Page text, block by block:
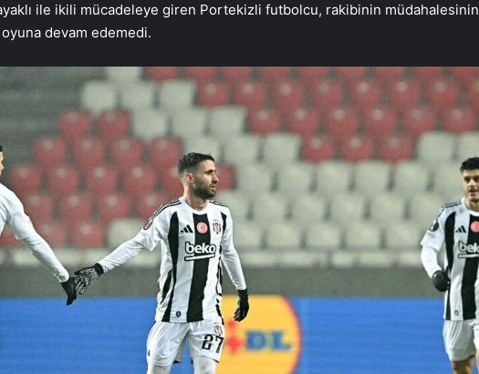
ile ikili mücadeleye giren Portekizli futbolcu, rakibinin müdahalesinin
devam edemedi.